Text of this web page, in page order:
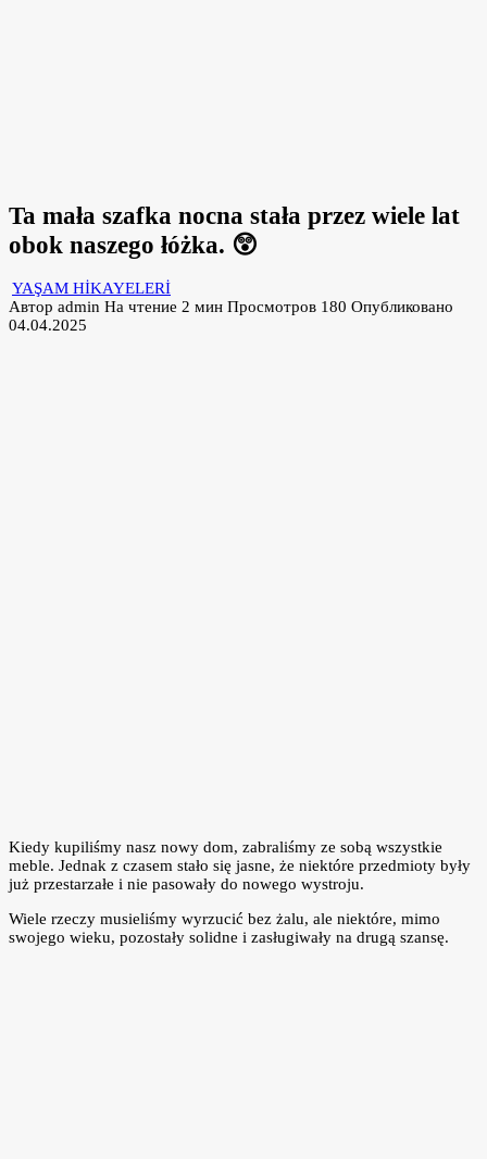
Ta mała szafka nocna stała przez wiele lat
obok naszego łóżka. 😲
YAŞAM HİKAYELERİ
Автор admin На чтение 2 мин Просмотров 180 Опубликовано
04.04.2025
Kiedy kupiliśmy nasz nowy dom, zabraliśmy ze sobą wszystkie
meble. Jednak z czasem stało się jasne, że niektóre przedmioty były
już przestarzałe i nie pasowały do nowego wystroju.
Wiele rzeczy musieliśmy wyrzucić bez żalu, ale niektóre, mimo
swojego wieku, pozostały solidne i zasługiwały na drugą szansę.